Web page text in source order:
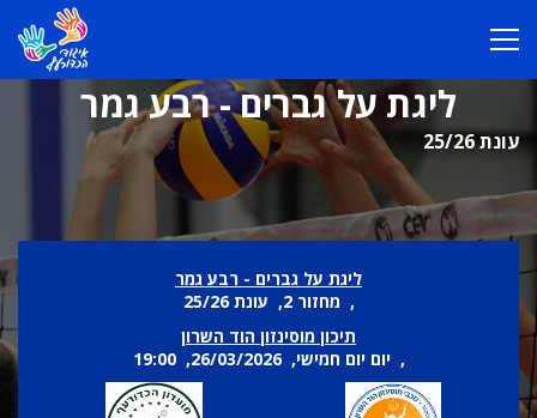
ליגת על גברים - רבע גמר
עונת 25/26
ליגת על גברים - רבע גמר
, מחזור 2, עונת 25/26
תיכון מוסינזון הוד השרון
, יום יום חמישי, 26/03/2026, 19:00